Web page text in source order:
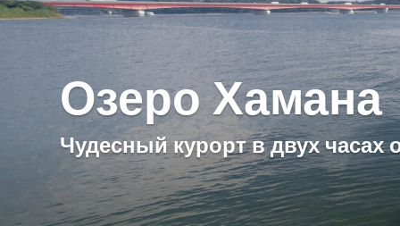
Озеро Хамана
Чудесный курорт в двух часах